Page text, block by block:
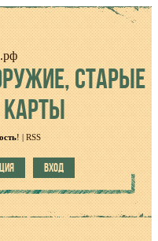
СТАРЫЕ
! | RSS
ВХОД